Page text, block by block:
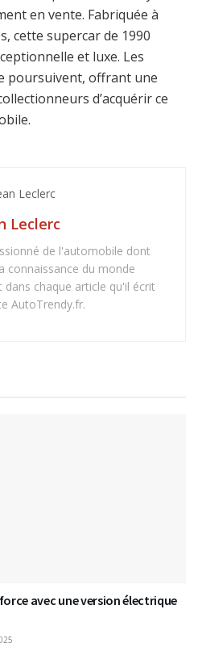
en vente. Fabriquée à
cette supercar de 1990
et luxe. Les
poursuivent, offrant une
d’acquérir ce
Leclerc
de l'automobile dont
connaissance du monde
chaque article qu'il écrit
AutoTrendy.fr.
avec une version électrique